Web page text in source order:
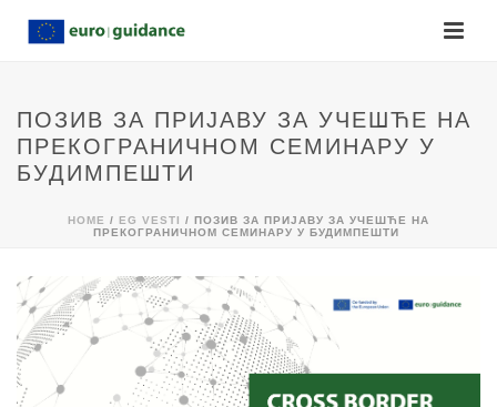
ПОЗИВ ЗА ПРИЈАВУ ЗА УЧЕШЋЕ НА
ПРЕКОГРАНИЧНОМ СЕМИНАРУ У
БУДИМПЕШТИ
HOME / EG VESTI / ПОЗИВ ЗА ПРИЈАВУ ЗА УЧЕШЋЕ НА
ПРЕКОГРАНИЧНОМ СЕМИНАРУ У БУДИМПЕШТИ